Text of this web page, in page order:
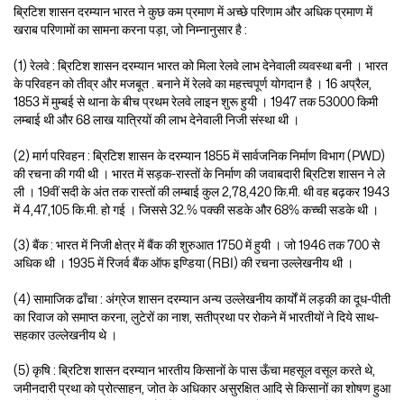
ब्रिटिश शासन दरम्यान भारत ने कुछ कम प्रमाण में अच्छे परिणाम और अधिक प्रमाण में
खराब परिणामों का सामना करना पड़ा, जो निम्नानुसार है :
(1) रेलवे : ब्रिटिश शासन दरम्यान भारत को मिला रेलवे लाभ देनेवाली व्यवस्था बनी । भारत
के परिवहन को तीव्र और मजबूत . बनाने में रेलवे का महत्त्वपूर्ण योगदान है । 16 अप्रैल,
1853 में मुम्बई से थाना के बीच प्रथम रेलवे लाइन शुरू हुयी । 1947 तक 53000 किमी
लम्बाई थी और 68 लाख यात्रियों की लाभ देनेवाली निजी संस्था थी ।
(2) मार्ग परिवहन : ब्रिटिश शासन के दरम्यान 1855 में सार्वजनिक निर्माण विभाग (PWD)
की रचना की गयी थी । भारत में सड़क-रास्तों के निर्माण की जवाबदारी ब्रिटिश शासन ने ले
ली । 19वीं सदी के अंत तक रास्तों की लम्बाई कुल 2,78,420 कि.मी. थी वह बढ़कर 1943
में 4,47,105 कि.मी. हो गई । जिससे 32.% पक्की सडके और 68% कच्ची सडके थी ।
(3) बैंक : भारत में निजी क्षेत्र में बैंक की शुरुआत 1750 में हुयी । जो 1946 तक 700 से
अधिक थी । 1935 में रिजर्व बैंक ऑफ इण्डिया (RBI) की रचना उल्लेखनीय थी ।
(4) सामाजिक ढाँचा : अंग्रेज शासन दरम्यान अन्य उल्लेखनीय कार्यों में लड़की का दूध-पीती
का रिवाज को समाप्त करना, लुटेरों का नाश, सतीप्रथा पर रोकने में भारतीयों ने दिये साथ-
सहकार उल्लेखनीय थे ।
(5) कृषि : ब्रिटिश शासन दरम्यान भारतीय किसानों के पास ऊँचा महसूल वसूल करते थे,
जमीनदारी प्रथा को प्रोत्साहन, जोत के अधिकार असुरक्षित आदि से किसानों का शोषण हुआ